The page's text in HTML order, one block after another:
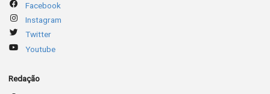
Facebook
Instagram
Twitter
Youtube
Redação